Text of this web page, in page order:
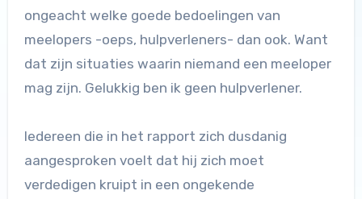
ongeacht welke goede bedoelingen van
meelopers -oeps, hulpverleners- dan ook. Want
dat zijn situaties waarin niemand een meeloper
mag zijn. Gelukkig ben ik geen hulpverlener.
Iedereen die in het rapport zich dusdanig
aangesproken voelt dat hij zich moet
verdedigen kruipt in een ongekende